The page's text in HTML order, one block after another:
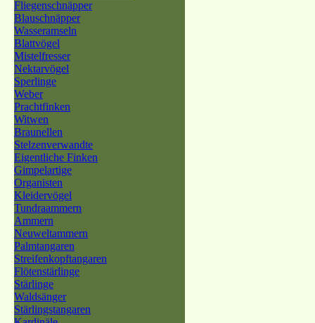
Fliegenschnäpper
Blauschnäpper
Wasseramseln
Blattvögel
Mistelfresser
Nektarvögel
Sperlinge
Weber
Prachtfinken
Witwen
Braunellen
Stelzenverwandte
Eigentliche Finken
Gimpelartige
Organisten
Kleidervögel
Tundraammern
Ammern
Neuweltammern
Palmtangaren
Streifenkopftangaren
Flötenstärlinge
Stärlinge
Waldsänger
Stärlingstangaren